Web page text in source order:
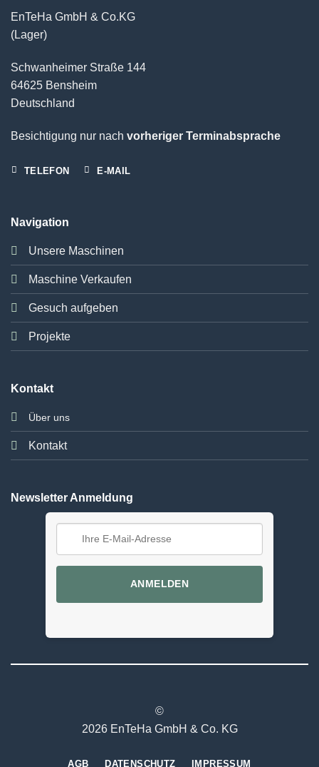
EnTeHa GmbH & Co.KG
(Lager)
Schwanheimer Straße 144
64625 Bensheim
Deutschland
Besichtigung nur nach vorheriger Terminabsprache
TELEFON E-MAIL
Navigation
Unsere Maschinen
Maschine Verkaufen
Gesuch aufgeben
Projekte
Kontakt
Über uns
Kontakt
Newsletter Anmeldung
ANMELDEN
©
2026 EnTeHa GmbH & Co. KG
AGB DATENSCHUTZ IMPRESSUM